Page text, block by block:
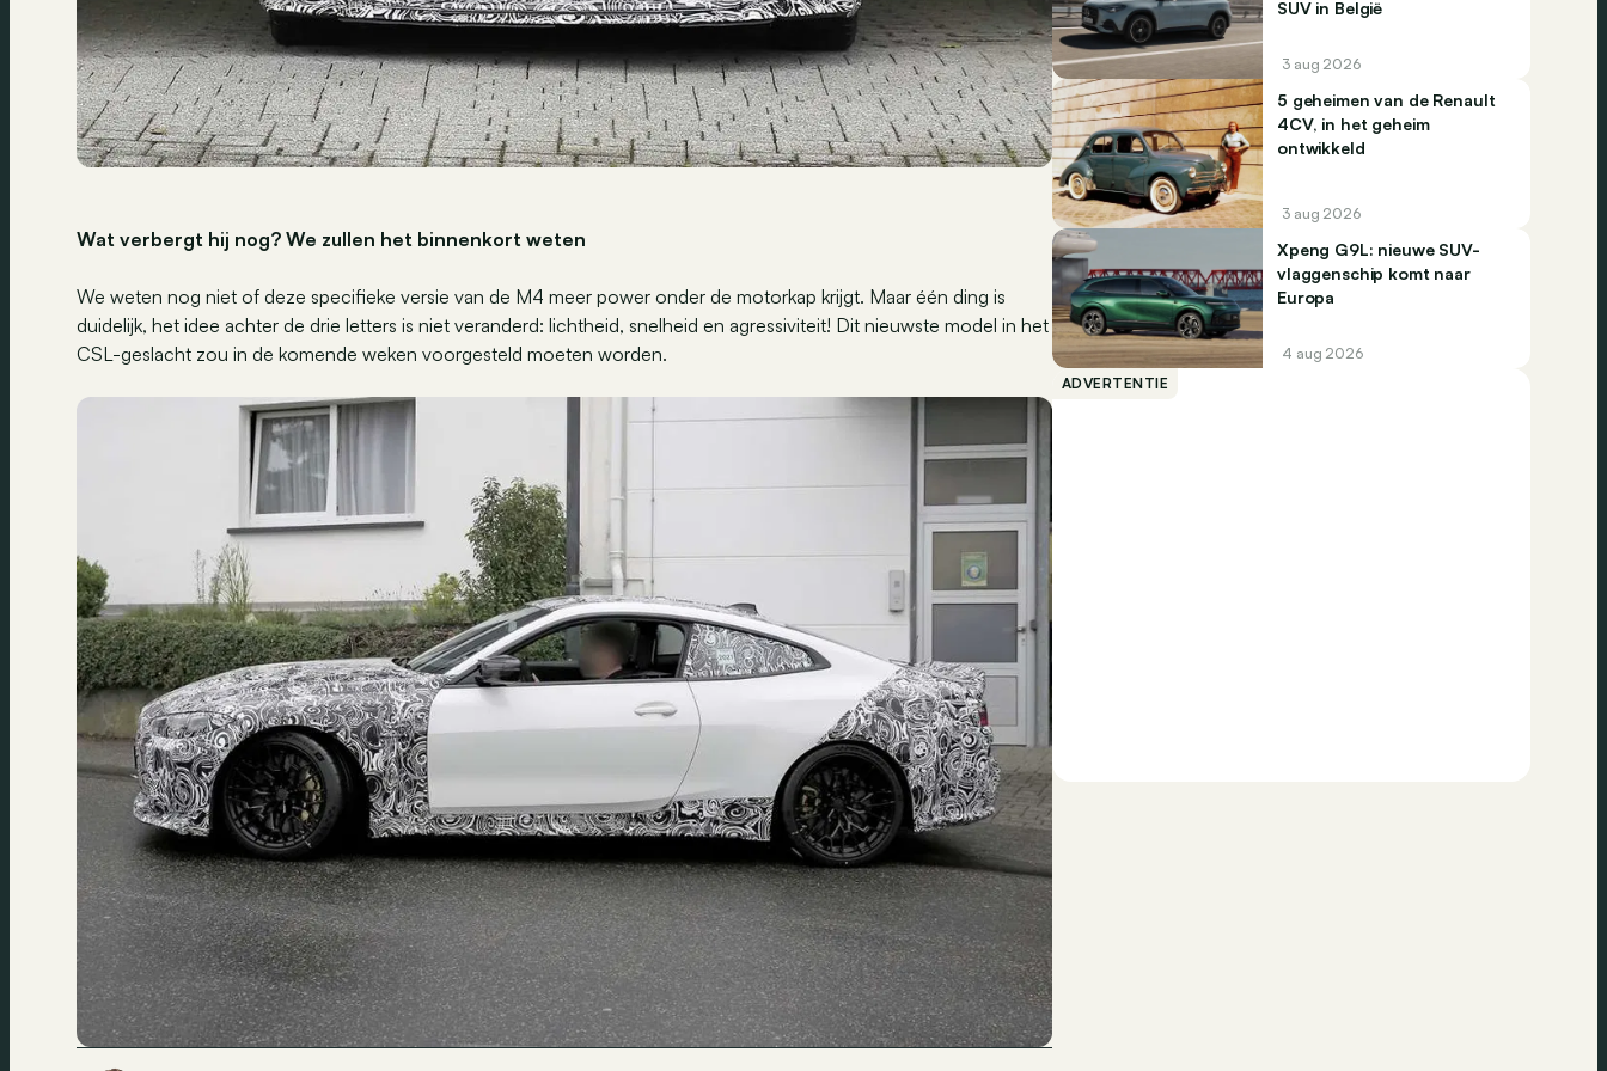
Wat verbergt hij nog? We zullen het binnenkort weten
We weten nog niet of deze specifieke versie van de M4 meer power onder de motorkap krijgt. Maar één ding is
duidelijk, het idee achter de drie letters is niet veranderd: lichtheid, snelheid en agressiviteit! Dit nieuwste model in het
CSL-geslacht zou in de komende weken voorgesteld moeten worden.
SUV in België
3 aug 2026
5 geheimen van de Renault
4CV, in het geheim
ontwikkeld
3 aug 2026
Xpeng G9L: nieuwe SUV-
vlaggenschip komt naar
Europa
4 aug 2026
ADVERTENTIE